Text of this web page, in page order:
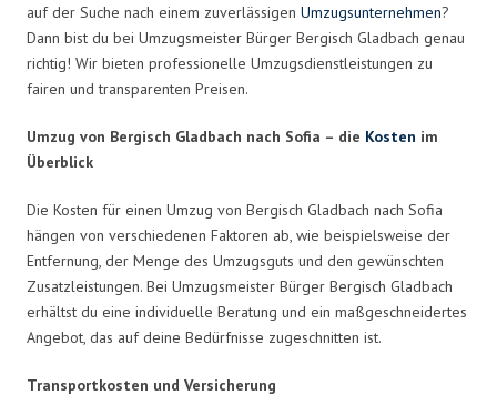
auf der Suche nach einem zuverlässigen Umzugsunternehmen?
Dann bist du bei Umzugsmeister Bürger Bergisch Gladbach genau
richtig! Wir bieten professionelle Umzugsdienstleistungen zu
fairen und transparenten Preisen.
Umzug von Bergisch Gladbach nach Sofia – die Kosten im
Überblick
Die Kosten für einen Umzug von Bergisch Gladbach nach Sofia
hängen von verschiedenen Faktoren ab, wie beispielsweise der
Entfernung, der Menge des Umzugsguts und den gewünschten
Zusatzleistungen. Bei Umzugsmeister Bürger Bergisch Gladbach
erhältst du eine individuelle Beratung und ein maßgeschneidertes
Angebot, das auf deine Bedürfnisse zugeschnitten ist.
Transportkosten und Versicherung